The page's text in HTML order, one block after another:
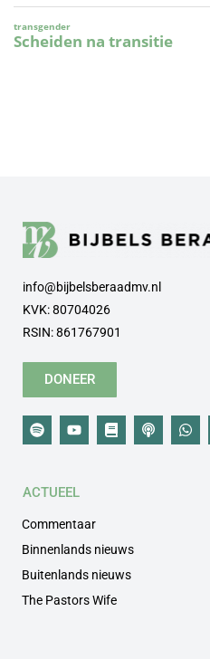
info@bijbelsberaadmv.nl
KVK: 80704026
RSIN: 861767901
DONEER
ACTUEEL
Commentaar
Binnenlands nieuws
Buitenlands nieuws
The Pastors Wife